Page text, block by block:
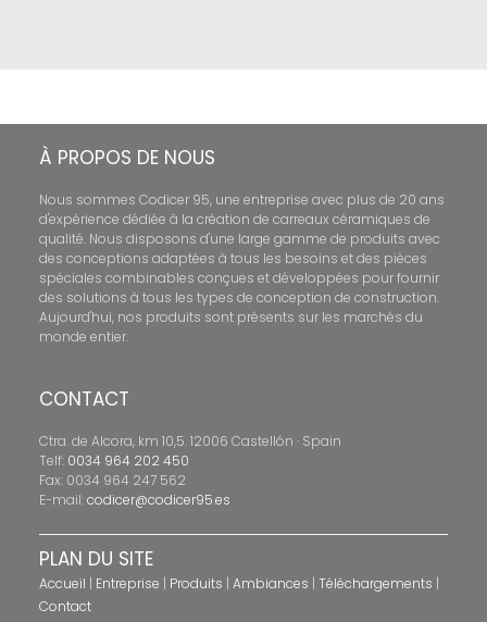
À PROPOS DE NOUS
Nous sommes Codicer 95, une entreprise avec plus de 20 ans
d'expérience dédiée à la création de carreaux céramiques de
qualité. Nous disposons d'une large gamme de produits avec
des conceptions adaptées à tous les besoins et des pièces
spéciales combinables conçues et développées pour fournir
des solutions à tous les types de conception de construction.
Aujourd'hui, nos produits sont présents sur les marchés du
monde entier.
CONTACT
Ctra. de Alcora, km 10,5. 12006 Castellón · Spain
Telf: 0034 964 202 450
Fax: 0034 964 247 562
E-mail:codicer@codicer95.es
PLAN DU SITE
Accueil | Entreprise | Produits | Ambiances | Téléchargements |
Contact